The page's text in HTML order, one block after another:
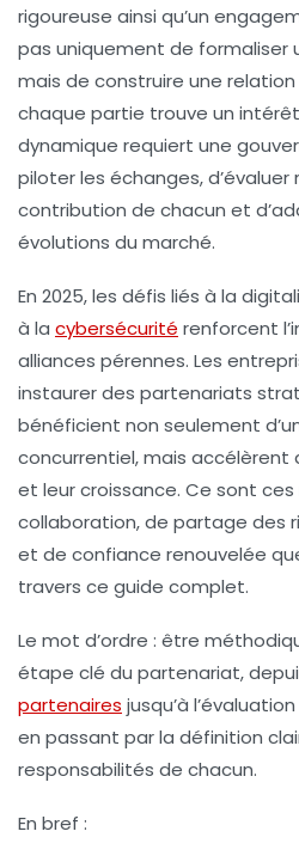
rigoureuse ainsi qu’un
pas uniquement de formaliser
mais de construire une
chaque partie trouve un
dynamique requiert une
piloter les échanges,
contribution de chacun et
évolutions du marché.
En 2025, les défis liés à la
à la cybersécurité renforcent
alliances pérennes. Les
instaurer des partenariats
bénéficient non seulement
concurrentiel, mais accélèrent
et leur croissance. Ce sont
collaboration, de partage des
et de confiance renouvelée
travers ce guide complet.
Le mot d’ordre : être
étape clé du partenariat,
partenaires jusqu’à
en passant par la définition
responsabilités de chacun.
En bref :